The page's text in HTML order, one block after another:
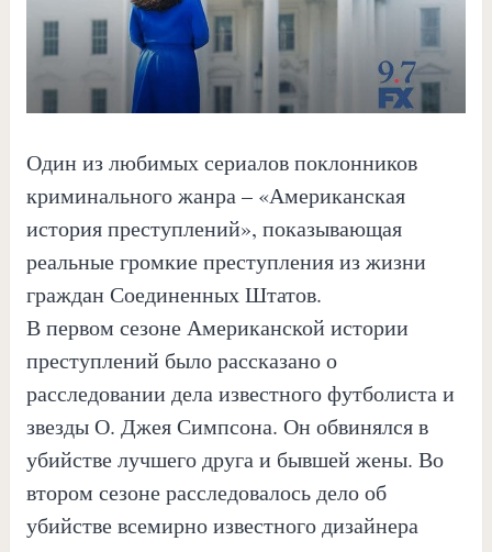
Один из любимых сериалов поклонников
криминального жанра – «Американская
история преступлений», показывающая
реальные громкие преступления из жизни
граждан Соединенных Штатов.
В первом сезоне Американской истории
преступлений было рассказано о
расследовании дела известного футболиста и
звезды О. Джея Симпсона. Он обвинялся в
убийстве лучшего друга и бывшей жены. Во
втором сезоне расследовалось дело об
убийстве всемирно известного дизайнера